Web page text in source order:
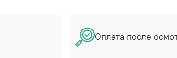
Оплата после